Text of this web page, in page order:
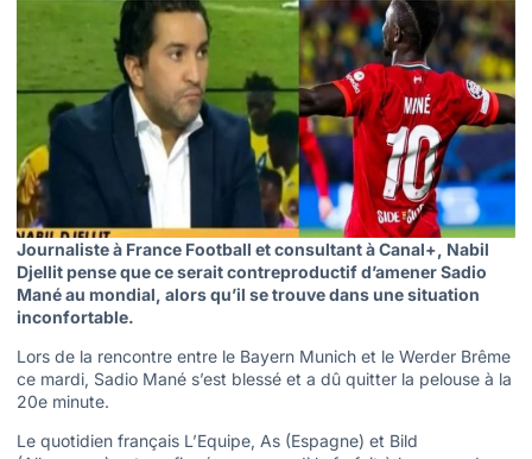
Journaliste à France Football et consultant à Canal+, Nabil
Djellit pense que ce serait contreproductif d’amener Sadio
Mané au mondial, alors qu’il se trouve dans une situation
inconfortable.
Lors de la rencontre entre le Bayern Munich et le Werder Brême
ce mardi, Sadio Mané s’est blessé et a dû quitter la pelouse à la
20e minute.
Le quotidien français L’Equipe, As (Espagne) et Bild